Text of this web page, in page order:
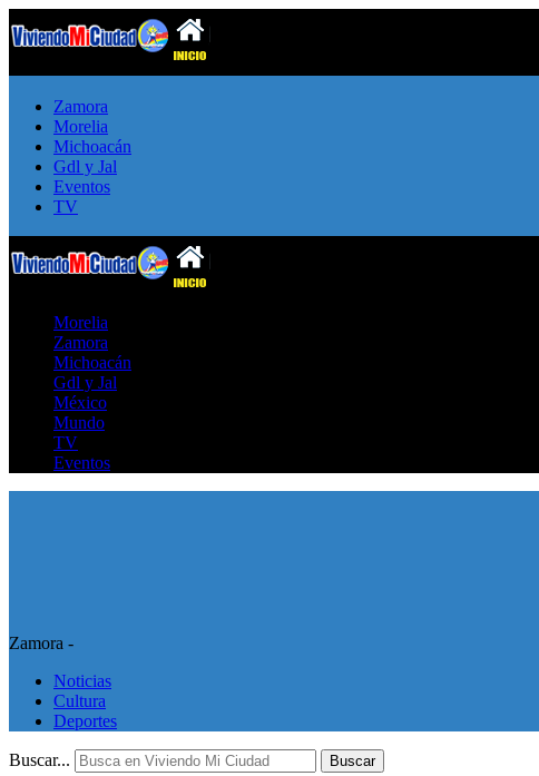
Zamora
Morelia
Michoacán
Gdl y Jal
Eventos
TV
Morelia
Zamora
Michoacán
Gdl y Jal
México
Mundo
TV
Eventos
Zamora -
Noticias
Cultura
Deportes
Buscar... Buscar